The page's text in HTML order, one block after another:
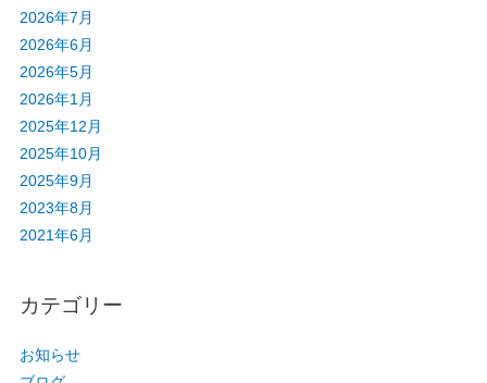
2026年7月
2026年6月
2026年5月
2026年1月
2025年12月
2025年10月
2025年9月
2023年8月
2021年6月
カテゴリー
お知らせ